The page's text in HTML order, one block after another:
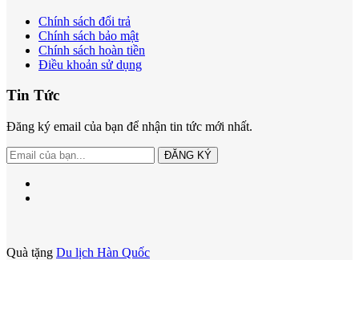
Chính sách đổi trả
Chính sách bảo mật
Chính sách hoàn tiền
Điều khoản sử dụng
Tin Tức
Đăng ký email của bạn để nhận tin tức mới nhất.
ĐĂNG KÝ
Quà tặng Du lịch Hàn Quốc